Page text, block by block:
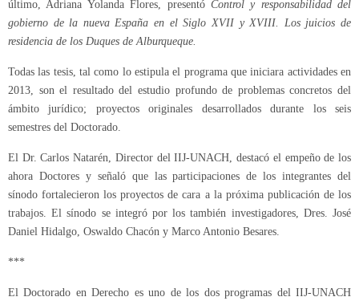
último, Adriana Yolanda Flores, presentó Control y responsabilidad del
gobierno de la nueva España en el Siglo XVII y XVIII. Los juicios de
residencia de los Duques de Alburqueque.
Todas las tesis, tal como lo estipula el programa que iniciara actividades en
2013, son el resultado del estudio profundo de problemas concretos del
ámbito jurídico; proyectos originales desarrollados durante los seis
semestres del Doctorado.
El Dr. Carlos Natarén, Director del IIJ-UNACH, destacó el empeño de los
ahora Doctores y señaló que las participaciones de los integrantes del
sínodo fortalecieron los proyectos de cara a la próxima publicación de los
trabajos. El sínodo se integró por los también investigadores, Dres. José
Daniel Hidalgo, Oswaldo Chacón y Marco Antonio Besares.
***
El Doctorado en Derecho es uno de los dos programas del IIJ-UNACH